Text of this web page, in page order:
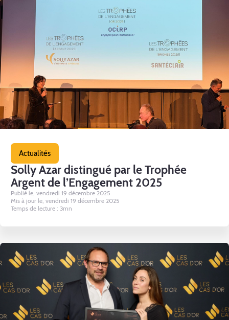
Actualités
Solly Azar distingué par le Trophée
Argent de l’Engagement 2025
Publié le, vendredi 19 décembre 2025
Mis à jour le, vendredi 19 décembre 2025
Temps de lecture : 3mn